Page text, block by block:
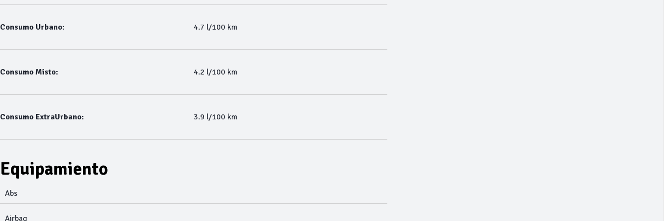
Consumo Urbano: 4.7 l/100 km
Consumo Misto: 4.2 l/100 km
Consumo ExtraUrbano: 3.9 l/100 km
Equipamiento
Abs
Airbag